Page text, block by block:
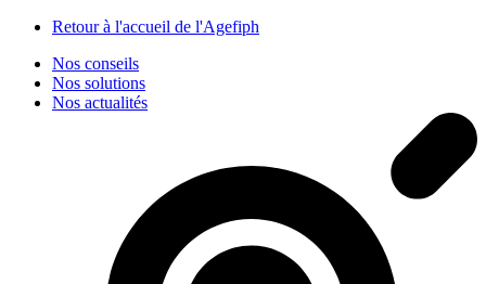
Retour à l'accueil de l'Agefiph
Nos conseils
Nos solutions
Nos actualités